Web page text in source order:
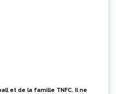
et de la famille TNFC. Il ne